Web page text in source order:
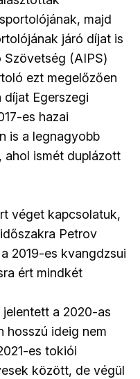
majd
járó díjat is
Szövetség (AIPS)
ezt megelőzően
díjat Egerszegi
es hazai
is a legnagyobb
ahol ismét duplázott
véget kapcsolatuk,
Petrov
2019-es kvangdzsui
ért mindkét
jelentett a 2020-as
hosszú ideig nem
es tokiói
között, de végül